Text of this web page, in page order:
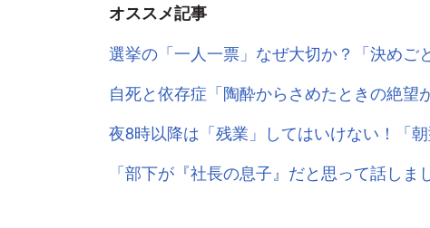
オススメ記事
選挙の「一人一票」なぜ大切か？「決めご
自死と依存症「陶酔からさめたときの絶望
夜8時以降は「残業」してはいけない！「
「部下が『社長の息子』だと思って話し